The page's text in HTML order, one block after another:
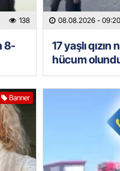
138
8-
08.08.2026 - 09:20
17 yaşlı
hücum
Banner